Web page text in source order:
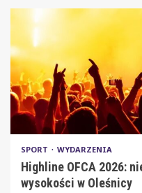
SPORT WYDARZENIA
Highline OFCA 2026:
wysokości w Oleśnicy